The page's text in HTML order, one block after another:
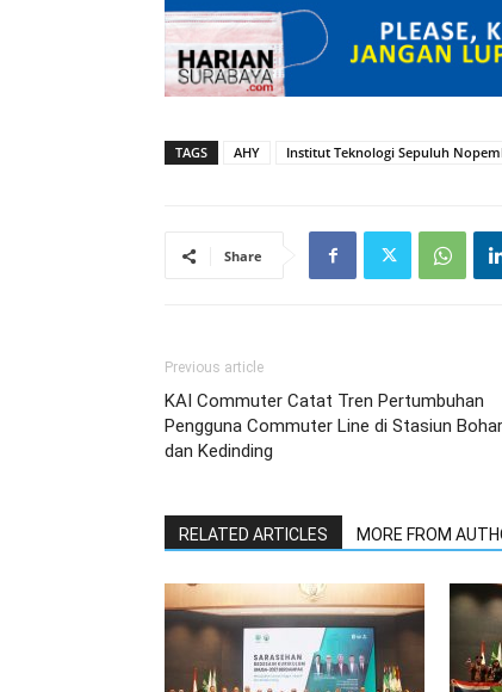
TAGS AHY Institut Teknologi Sepuluh
Share
Previous article
KAI Commuter Catat Tren Pertumbuhan
Pengguna Commuter Line di Stasiun
dan Kedinding
RELATED ARTICLES MORE FROM